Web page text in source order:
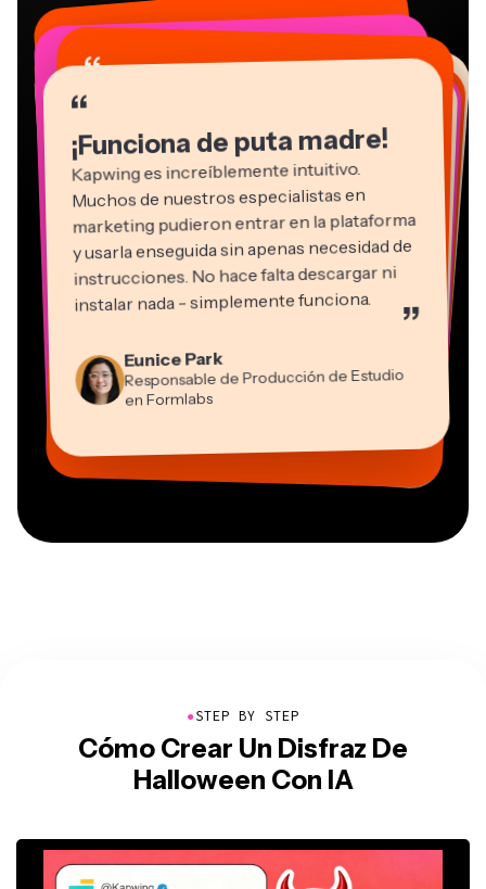
“
¡Funciona de puta madre!
Kapwing es increíblemente intuitivo.
Muchos de nuestros especialistas en
marketing pudieron entrar en la plataforma
y usarla enseguida sin apenas necesidad de
instrucciones. No hace falta descargar ni
instalar nada - simplemente funciona. ”
Eunice Park
Responsable de Producción de Estudio
en Formlabs
“
“
Grant Taleck
Panos Papagapiou
Socio Director en EPATHLON
“
Kerry-lee Farla
Youtuber
Gracie Peng
Director de Contenidos
“
Martin James
Heidi Rae
Educación
“
Natasha Ball
Consultor
“
Mitch Rawlings
“
Dina Segovia
Trabajador freelance virtual
●STEP BY STEP
Cómo Crear Un Disfraz De
Halloween Con IA